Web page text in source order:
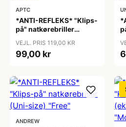
APTC
*ANTI-REFLEKS* "Klips-
på" natkørebriller
VEJL. PRIS 119,00 KR
99,00 kr
ANDREW